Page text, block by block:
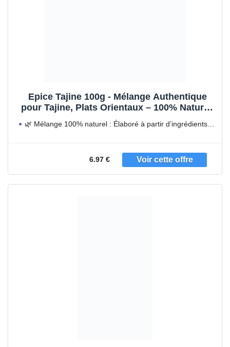
Epice Tajine 100g - Mélange Authentique
pour Tajine, Plats Orientaux – 100% Naturel,
Sans Additifs
🌿 Mélange 100% naturel : Élaboré à partir d’ingrédients
6.97 €